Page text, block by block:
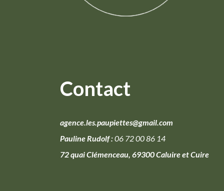
Contact
agence.les.paupiettes@gmail.com
Pauline Rudolf :06 72 00 86 14
72 quai Clémenceau, 69300 Caluire et Cuire